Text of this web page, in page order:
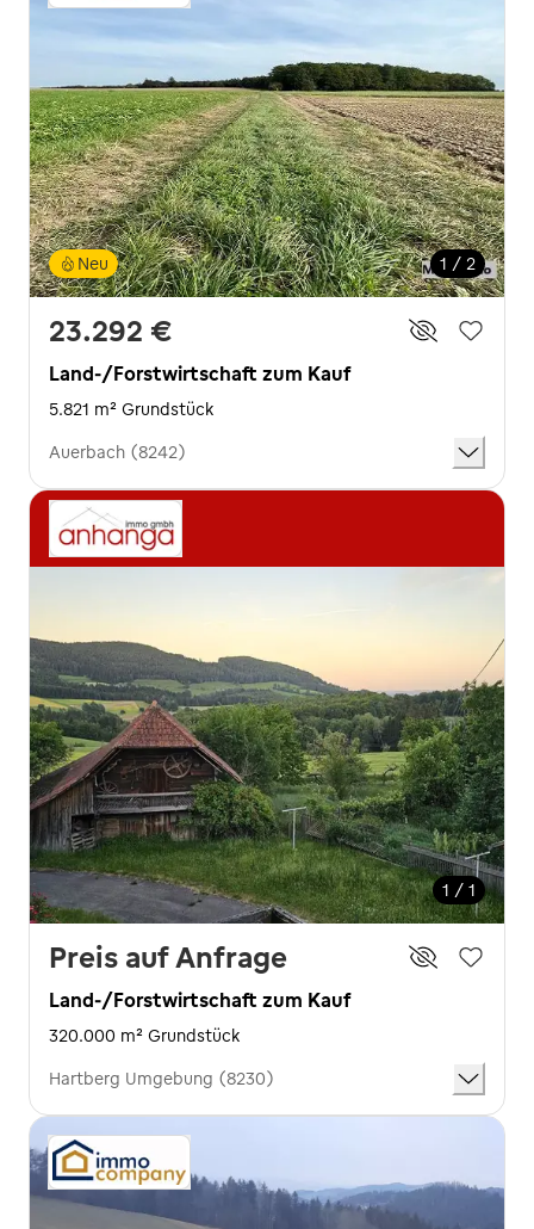
1 / 2
Neu
23.292 €
Land-/Forstwirtschaft zum Kauf
5.821 m² Grundstück
Auerbach (8242)
1 / 1
Preis auf Anfrage
Land-/Forstwirtschaft zum Kauf
320.000 m² Grundstück
Hartberg Umgebung (8230)